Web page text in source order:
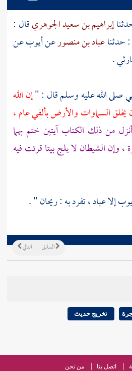
إبراهيم بن سعيد الجوهريقال :
حدثناعباد بن منصورعنأيوبعن
.
صلى الله عليه وسلم قال : "إن الله
السماوات والأرض بألفي عام ،
أنزل من ذلك الكتاب آيتين ختم بهما
، وإن الشيطان لا يلج بيتا قرئت فيه
إلاعباد، تفرد به :ريحان" .
التالي السابق
تخريج حديث
اتصل بنا من نحن